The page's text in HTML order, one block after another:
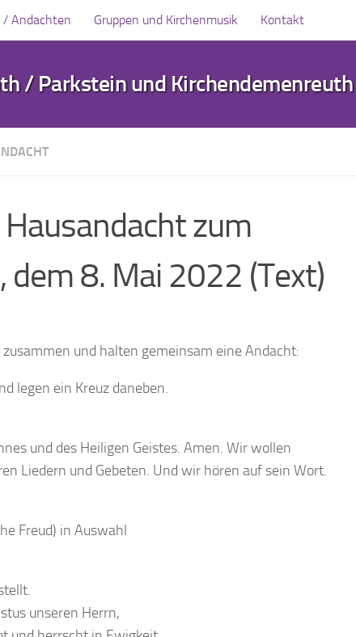
/ Andachten Gruppen und Kirchenmusik Kontakt
/ Parkstein und Kirchendemenreuth
zum
dem 8. Mai 2022 (Text)
und halten gemeinsam eine Andacht:
legen ein Kreuz daneben.
und des Heiligen Geistes. Amen. Wir wollen
Liedern und Gebeten. Und wir hören auf sein Wort.
Freud) in Auswahl
unseren Herrn,